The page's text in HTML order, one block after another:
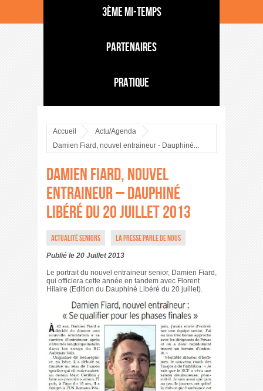
3ème mi-temps
Partenaires
Pratique
Accueil
Actu/Agenda
Damien Fiard, nouvel entraineur - Dauphiné...
Damien Fiard, nouvel
entraineur – Dauphiné
Libéré du 20 juillet 2013
Actualité Seniors La presse parle de nous
Publié le 20 Juillet 2013
Le portrait du nouvel entraineur senior, Damien Fiard,
qui officiera cette année en tandem avec Florent
Hilaire (Edition du Dauphiné Libéré du 20 juillet).